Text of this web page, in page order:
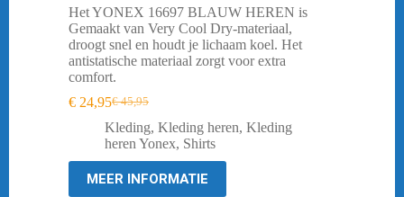
Het YONEX 16697 BLAUW HEREN is
Gemaakt van Very Cool Dry-materiaal,
droogt snel en houdt je lichaam koel. Het
antistatische materiaal zorgt voor extra
comfort.
€45,95
Oorspronkelijke
prijs
was:
€ 24,95Huidige
prijs
is:
Kleding, Kleding heren, Kleding
heren Yonex, Shirts
MEER INFORMATIE